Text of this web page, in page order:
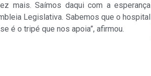
mais. Saímos daqui com a esperança
Legislativa. Sabemos que o hospital
é o tripé que nos apoia”, afirmou.